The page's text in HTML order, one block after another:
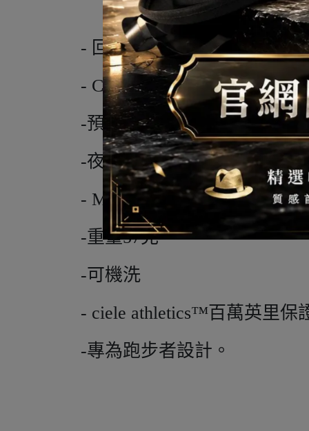
- 回收的FLEX編織織物。
- COOLmatic | PLUS
-預彎曲的柔韌軟彎曲的邊緣
-夜間跑步能見度的反光細節
- M/L 58釐米+-。
-重量57克。
-可機洗
- ciele athletics™百萬英里保
-專為跑步者設計。